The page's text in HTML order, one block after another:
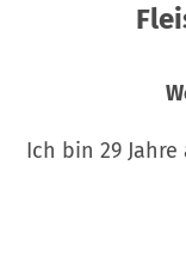
Ich bin 29